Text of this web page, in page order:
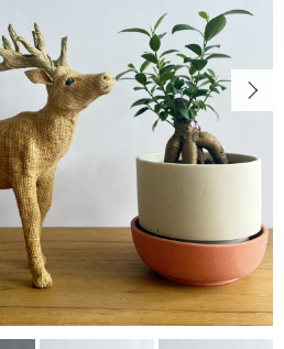
トを確認する